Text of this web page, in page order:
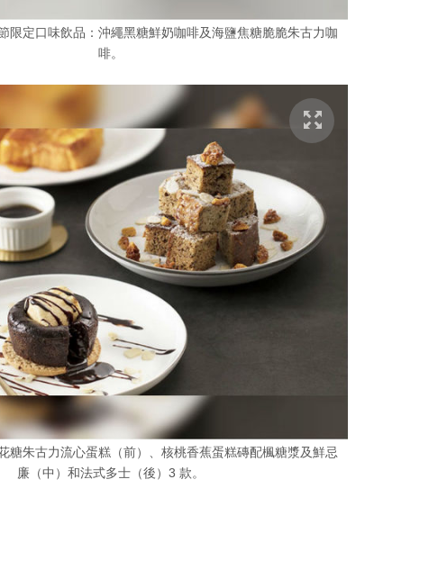
限定口味飲品：沖繩黑糖鮮奶咖啡及海鹽焦糖脆脆朱古力咖
啡。
糖朱古力流心蛋糕（前）、核桃香蕉蛋糕磚配楓糖漿及鮮忌
廉（中）和法式多士（後）3 款。